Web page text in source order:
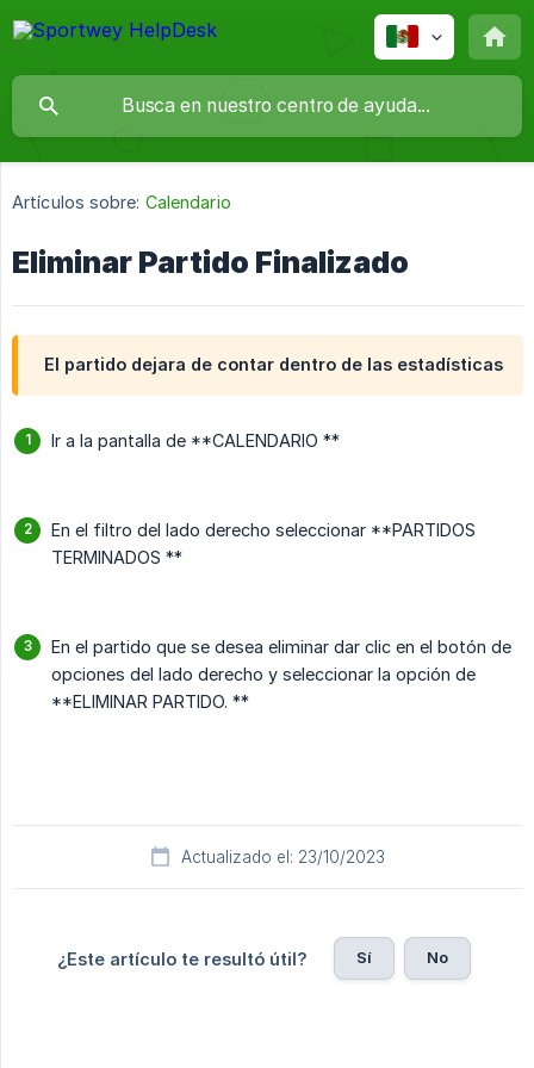
Artículos sobre: Calendario
Eliminar Partido Finalizado
El partido dejara de contar dentro de las estadísticas
Ir a la pantalla de **CALENDARIO **
En el filtro del lado derecho seleccionar **PARTIDOS
TERMINADOS **
En el partido que se desea eliminar dar clic en el botón de
opciones del lado derecho y seleccionar la opción de
**ELIMINAR PARTIDO. **
Actualizado el: 23/10/2023
¿Este artículo te resultó útil? Sí No